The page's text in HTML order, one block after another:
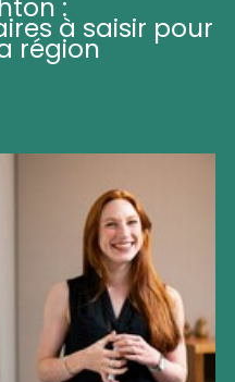
:
à saisir pour
région